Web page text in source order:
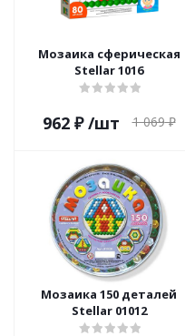
Мозаика сферическая
Stellar 1016
962₽ /шт 1 069₽
Мозаика 150 деталей
Stellar 01012